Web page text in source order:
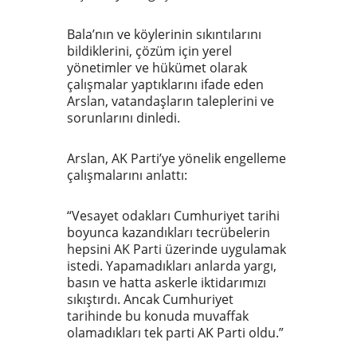
Bala’nın ve köylerinin sıkıntılarını
bildiklerini, çözüm için yerel
yönetimler ve hükümet olarak
çalışmalar yaptıklarını ifade eden
Arslan, vatandaşların taleplerini ve
sorunlarını dinledi.
Arslan, AK Parti’ye yönelik engelleme
çalışmalarını anlattı:
“Vesayet odakları Cumhuriyet tarihi
boyunca kazandıkları tecrübelerin
hepsini AK Parti üzerinde uygulamak
istedi. Yapamadıkları anlarda yargı,
basın ve hatta askerle iktidarımızı
sıkıştırdı. Ancak Cumhuriyet
tarihinde bu konuda muvaffak
olamadıkları tek parti AK Parti oldu.”